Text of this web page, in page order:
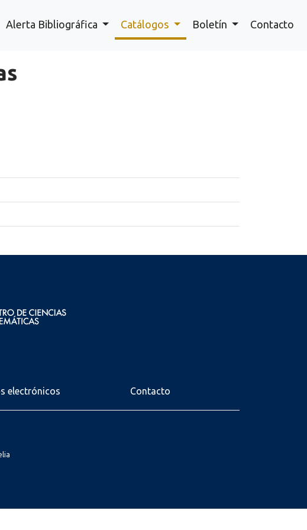
Alerta Bibliográfica Catálogos Boletín Contacto
electrónicos Contacto